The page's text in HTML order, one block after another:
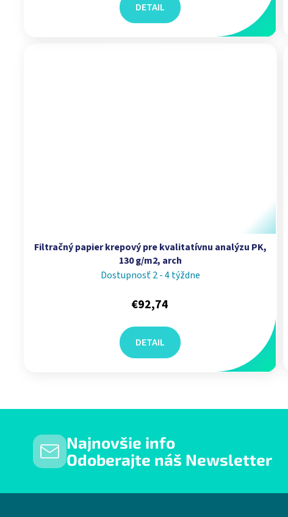
DETAIL
Filtračný papier krepový pre kvalitatívnu analýzu PK,
130 g/m2, arch
Dostupnosť 2 - 4 týždne
€92,74
DETAIL
Najnovšie info
Odoberajte náš Newsletter